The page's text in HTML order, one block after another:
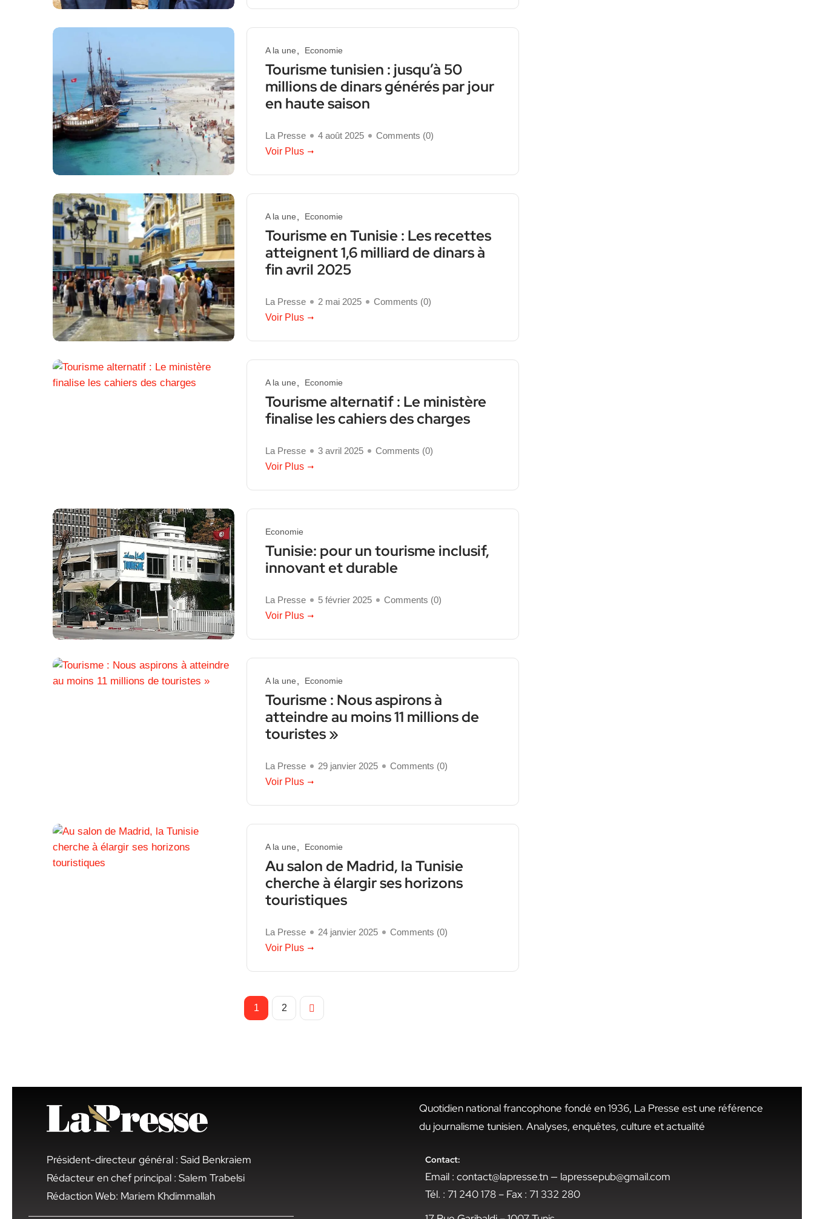
A la une Economie
Tourisme tunisien : jusqu’à 50
millions de dinars générés par jour
en haute saison
La Presse 4 août 2025 Comments (0)
Voir Plus
A la une Economie
Tourisme en Tunisie : Les recettes
atteignent 1,6 milliard de dinars à
fin avril 2025
La Presse 2 mai 2025 Comments (0)
Voir Plus
A la une Economie
Tourisme alternatif : Le ministère
finalise les cahiers des charges
La Presse 3 avril 2025 Comments (0)
Voir Plus
Economie
Tunisie: pour un tourisme inclusif,
innovant et durable
La Presse 5 février 2025 Comments (0)
Voir Plus
A la une Economie
Tourisme : Nous aspirons à
atteindre au moins 11 millions de
touristes »
La Presse 29 janvier 2025 Comments (0)
Voir Plus
A la une Economie
Au salon de Madrid, la Tunisie
cherche à élargir ses horizons
touristiques
La Presse 24 janvier 2025 Comments (0)
Voir Plus
1 2
Président-directeur général : Said Benkraiem
Rédacteur en chef principal : Salem Trabelsi
Rédaction Web: Mariem Khdimmallah
Quotidien national francophone fondé en 1936, La Presse est une référence
du journalisme tunisien. Analyses, enquêtes, culture et actualité
Contact:
Email : contact@lapresse.tn — lapressepub@gmail.com
Tél. : 71 240 178 – Fax : 71 332 280